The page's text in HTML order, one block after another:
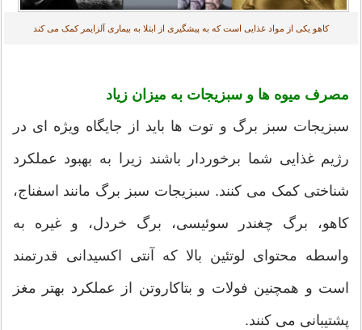
کاهو یکی از مواد غذایی است که به پیشگیری از ابتلا به بیماری آلزایمر کمک می کند
مصرف میوه ها و سبزیجات به میزان زیاد
سبزیجات سبز برگ و توت ها باید از جایگاه ویژه ای در
رژیم غذایی شما برخوردار باشند زیرا به بهبود عملکرد
شناختی کمک می کنند. سبزیجات سبز برگ مانند اسفناج،
کاهو، برگ چغندر سوئیسی، برگ خردل، و غیره به
واسطه محتوای لوتئین بالا که آنتی اکسیدانی قدرتمند
است و همچنین فولات و بتاکاروتن از عملکرد بهتر مغز
پشتیبانی می کنند.